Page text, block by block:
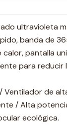
ultravioleta
banda de
pantalla
para reducir
Ventilador de
/ Alta
ecológica.